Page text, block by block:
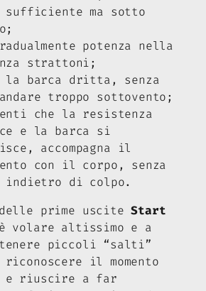
sufficiente ma sotto
potenza nella
strattoni;
la barca dritta, senza
troppo sottovento;
che la resistenza
e la barca si
accompagna il
con il corpo, senza
di colpo.
prime usciteStart
volare altissimo e a
piccoli “salti”
il momento
riuscire a far